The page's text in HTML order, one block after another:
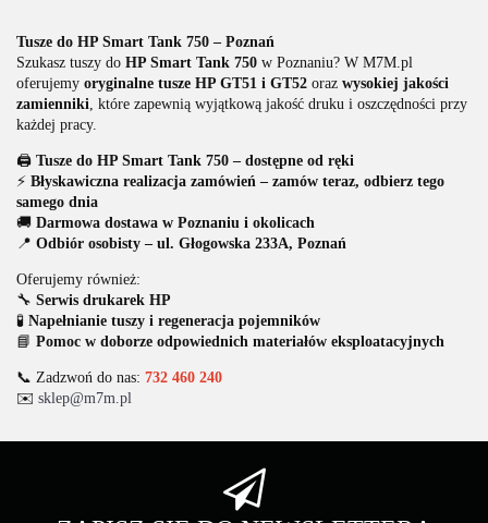
Tusze do HP Smart Tank 750 – Poznań
Szukasz tuszy do HP Smart Tank 750 w Poznaniu? W M7M.pl
oferujemy oryginalne tusze HP GT51 i GT52 oraz wysokiej jakości
zamienniki, które zapewnią wyjątkową jakość druku i oszczędności przy
każdej pracy.
🖨️ Tusze do HP Smart Tank 750 – dostępne od ręki
⚡ Błyskawiczna realizacja zamówień – zamów teraz, odbierz tego
samego dnia
🚚 Darmowa dostawa w Poznaniu i okolicach
📍 Odbiór osobisty – ul. Głogowska 233A, Poznań
Oferujemy również:
🔧 Serwis drukarek HP
🧪 Napełnianie tuszy i regeneracja pojemników
📘 Pomoc w doborze odpowiednich materiałów eksploatacyjnych
📞 Zadzwoń do nas: 732 460 240
✉️ sklep@m7m.pl